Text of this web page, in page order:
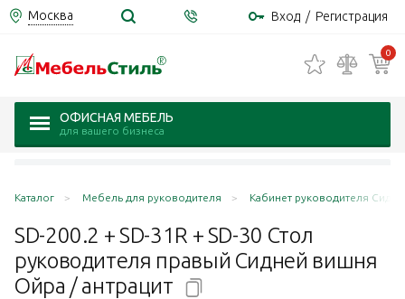
Москва Вход / Регистрация
0
ОФИСНАЯ МЕБЕЛЬ
для вашего бизнеса
Каталог Мебель для руководителя Кабинет руководителя
SD-200.2 + SD-31R + SD-30 Стол
руководителя правый Сидней вишня
Ойра /антрацит